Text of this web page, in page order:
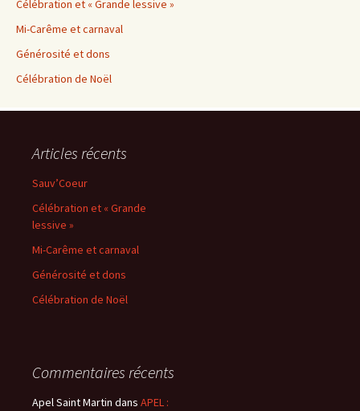
Célébration et « Grande lessive »
Mi-Carême et carnaval
Générosité et dons
Célébration de Noël
Articles récents
Sauv’Coeur
Célébration et « Grande
lessive »
Mi-Carême et carnaval
Générosité et dons
Célébration de Noël
Commentaires récents
Apel Saint Martin dans APEL :